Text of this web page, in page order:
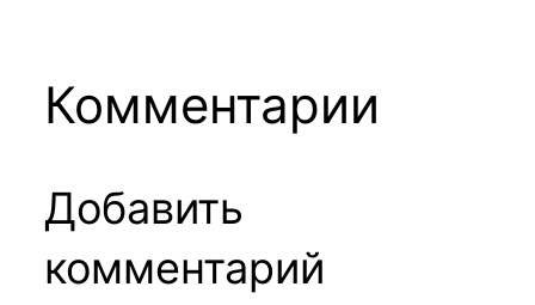
Комментарии
Добавить
комментарий